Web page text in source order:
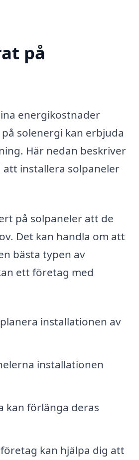
på
energikostnader
solenergi kan erbjuda
Här nedan beskriver
installera solpaneler
på solpaneler att de
Det kan handla om att
bästa typen av
ett företag med
installationen av
installationen
kan förlänga deras
kan hjälpa dig att